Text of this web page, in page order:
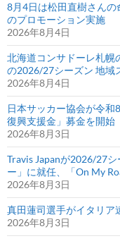
8月4日は松田直樹さんの
のプロモーション実施
2026年8月4日
北海道コンサドーレ札幌
の2026/27シーズン 地域
2026年8月4日
日本サッカー協会が令
復興支援金」募金を開始
2026年8月3日
Travis Japanが2026/27
ー」に就任、「On My
2026年8月3日
真田蓮司選手がイタリア
2026年8月3日